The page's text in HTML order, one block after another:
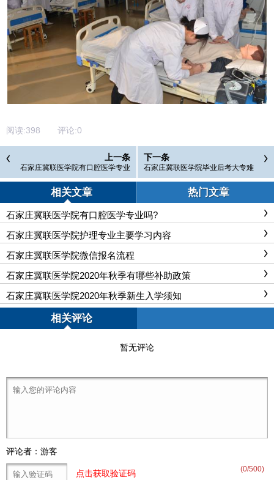
阅读:398 评论:0
上一条
石家庄冀联医学院有口腔医学专业
吗?
下一条
石家庄冀联医学院毕业后考大专难
吗
相关文章 热门文章
石家庄冀联医学院有口腔医学专业吗?
石家庄冀联医学院护理专业主要学习内容
石家庄冀联医学院微信报名流程
石家庄冀联医学院2020年秋季有哪些补助政策
石家庄冀联医学院2020年秋季新生入学须知
相关评论
暂无评论
评论者：游客
(0/500)
点击获取验证码